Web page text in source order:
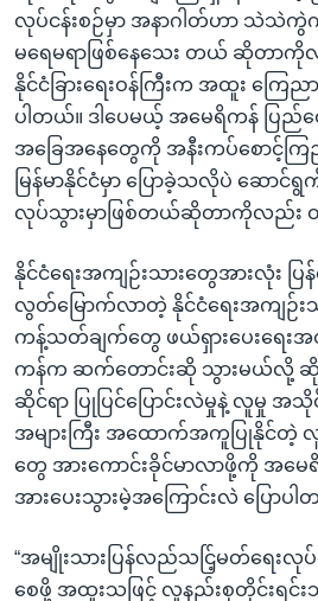
လုပ်ငန်းစဉ်မှာ အနာဂါတ်ဟာ သဲသဲ
မရေမရာဖြစ်နေသေး တယ် ဆိုတာ
နိုင်ငံခြားရေးဝန်ကြီးက အထူး ကြေည
ပါတယ်။ ဒါပေမယ့် အမေရိကန် ပြည်
အခြေအနေတွေကို အနီးကပ်စောင့်ကြည့်
မြန်မာနိုင်ငံမှာ ပြောခဲ့သလိုပဲ ဆော
လုပ်သွားမှာဖြစ်တယ်ဆိုတာကိုလည်း ထ
နိုင်ငံရေးအကျဉ်းသားတွေအားလုံး ပြ
လွတ်မြောက်လာတဲ့ နိုင်ငံရေးအကျဉ်းသ
ကန့်သတ်ချက်တွေ ဖယ်ရှားပေးရေ
ကန်က ဆက်တောင်းဆို သွားမယ်လို့ ဆိုပ
ဆိုင်ရာ ပြုပြင်ပြောင်းလဲမှုနဲ့ လူမှု
အများကြီး အထောက်အကူပြုနိုင်တဲ့
တွေ အားကောင်းခိုင်မာလာဖို့ကို အမ
အားပေးသွားမဲ့အကြောင်းလဲ ပြောပါ
“အမျိုးသားပြန်လည်သင်ြ့မတ်ရေး
စေဖို့ အထူးသဖြင့် လူနည်းစုတိုင်းရင်း